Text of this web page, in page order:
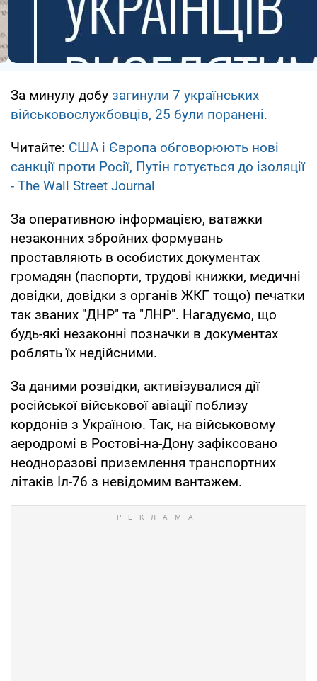
За минулу добу загинули 7 українських
військовослужбовців, 25 були поранені.
Читайте: США і Європа обговорюють нові
санкції проти Росії, Путін готується до ізоляції
- The Wall Street Journal
За оперативною інформацією, ватажки
незаконних збройних формувань
проставляють в особистих документах
громадян (паспорти, трудові книжки, медичні
довідки, довідки з органів ЖКГ тощо) печатки
так званих "ДНР" та "ЛНР". Нагадуємо, що
будь-які незаконні позначки в документах
роблять їх недійсними.
За даними розвідки, активізувалися дії
російської військової авіації поблизу
кордонів з Україною. Так, на військовому
аеродромі в Ростові-на-Дону зафіксовано
неодноразові приземлення транспортних
літаків Іл-76 з невідомим вантажем.